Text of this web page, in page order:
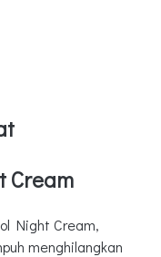
Cream
Night Cream,
menghilangkan